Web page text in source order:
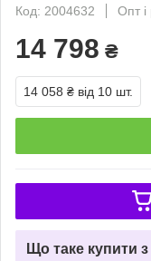
Код: 2004632
Опт і
14 798 ₴
14 058 ₴ від 10 шт.
Що таке купити